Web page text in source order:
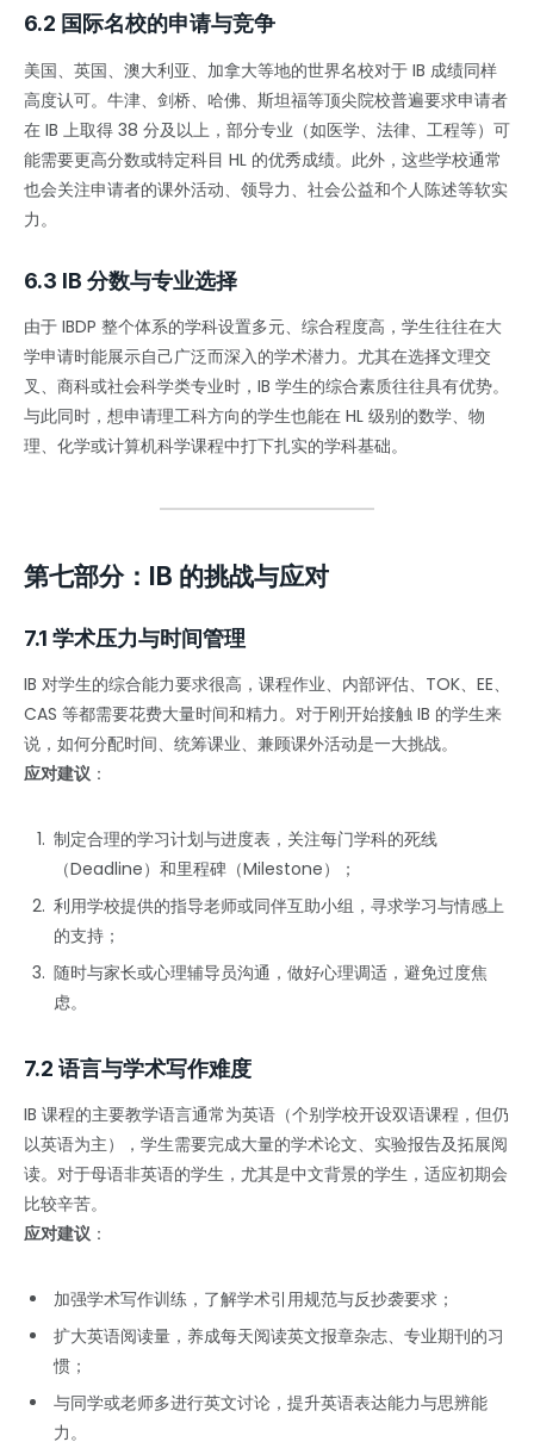
6.2 国际名校的申请与竞争
美国、英国、澳大利亚、加拿大等地的世界名校对于 IB 成绩同样
高度认可。牛津、剑桥、哈佛、斯坦福等顶尖院校普遍要求申请者
在 IB 上取得 38 分及以上，部分专业（如医学、法律、工程等）可
能需要更高分数或特定科目 HL 的优秀成绩。此外，这些学校通常
也会关注申请者的课外活动、领导力、社会公益和个人陈述等软实
力。
6.3 IB 分数与专业选择
由于 IBDP 整个体系的学科设置多元、综合程度高，学生往往在大
学申请时能展示自己广泛而深入的学术潜力。尤其在选择文理交
叉、商科或社会科学类专业时，IB 学生的综合素质往往具有优势。
与此同时，想申请理工科方向的学生也能在 HL 级别的数学、物
理、化学或计算机科学课程中打下扎实的学科基础。
第七部分：IB 的挑战与应对
7.1 学术压力与时间管理
IB 对学生的综合能力要求很高，课程作业、内部评估、TOK、EE、
CAS 等都需要花费大量时间和精力。对于刚开始接触 IB 的学生来
说，如何分配时间、统筹课业、兼顾课外活动是一大挑战。
应对建议：
制定合理的学习计划与进度表，关注每门学科的死线
（Deadline）和里程碑（Milestone）；
利用学校提供的指导老师或同伴互助小组，寻求学习与情感上
的支持；
随时与家长或心理辅导员沟通，做好心理调适，避免过度焦
虑。
7.2 语言与学术写作难度
IB 课程的主要教学语言通常为英语（个别学校开设双语课程，但仍
以英语为主），学生需要完成大量的学术论文、实验报告及拓展阅
读。对于母语非英语的学生，尤其是中文背景的学生，适应初期会
比较辛苦。
应对建议：
加强学术写作训练，了解学术引用规范与反抄袭要求；
扩大英语阅读量，养成每天阅读英文报章杂志、专业期刊的习
惯；
与同学或老师多进行英文讨论，提升英语表达能力与思辨能
力。